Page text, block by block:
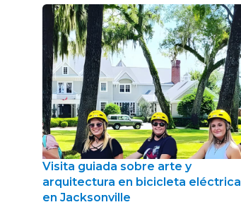
Visita guiada sobre arte y
arquitectura en bicicleta eléctrica
en Jacksonville